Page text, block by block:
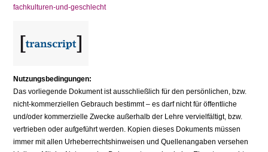
fachkulturen-und-geschlecht
Nutzungsbedingungen:
Das vorliegende Dokument ist ausschließlich für den persönlichen, bzw.
nicht-kommerziellen Gebrauch bestimmt – es darf nicht für öffentliche
und/oder kommerzielle Zwecke außerhalb der Lehre vervielfältigt, bzw.
vertrieben oder aufgeführt werden. Kopien dieses Dokuments müssen
immer mit allen Urheberrechtshinweisen und Quellenangaben versehen